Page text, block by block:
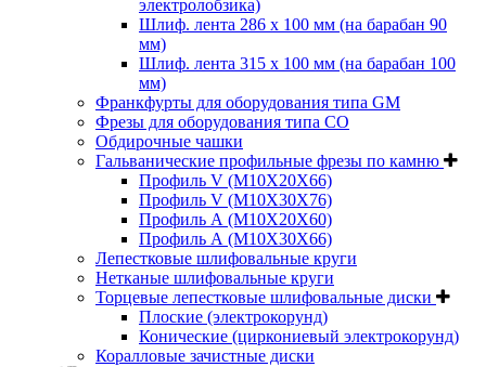
электролобзика)
Шлиф. лента 286 х 100 мм (на барабан 90
мм)
Шлиф. лента 315 х 100 мм (на барабан 100
мм)
Франкфурты для оборудования типа GM
Фрезы для оборудования типа СО
Обдирочные чашки
Гальванические профильные фрезы по камню
Профиль V (M10X20X66)
Профиль V (M10X30X76)
Профиль А (М10Х20Х60)
Профиль А (М10Х30Х66)
Лепестковые шлифовальные круги
Нетканые шлифовальные круги
Торцевые лепестковые шлифовальные диски
Плоские (электрокорунд)
Конические (циркониевый электрокорунд)
Коралловые зачистные диски